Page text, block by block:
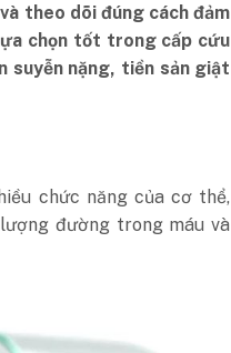
theo dõi đúng cách đảm
chọn tốt trong cấp cứu
suyễn nặng, tiền sản giật
chức năng của cơ thể,
đường trong máu và